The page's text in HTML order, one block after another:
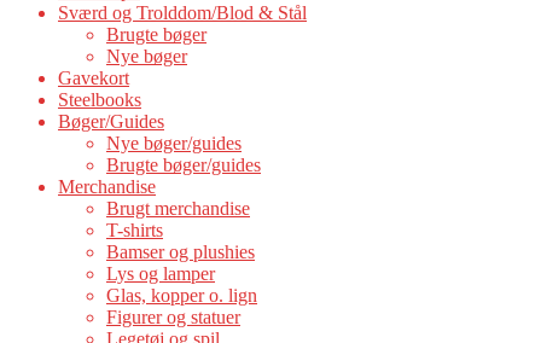
Sværd og Trolddom/Blod & Stål
Brugte bøger
Nye bøger
Gavekort
Steelbooks
Bøger/Guides
Nye bøger/guides
Brugte bøger/guides
Merchandise
Brugt merchandise
T-shirts
Bamser og plushies
Lys og lamper
Glas, kopper o. lign
Figurer og statuer